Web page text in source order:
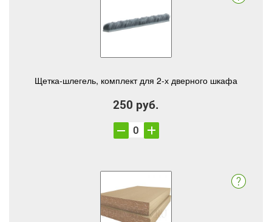
Щетка-шлегель, комплект для 2-х дверного шкафа
250 руб.